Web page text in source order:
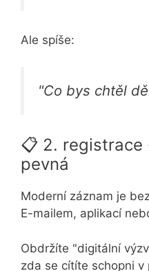
Ale spíše:
"Co bys chtěl
📋 2. registrace
pevná
Moderní záznam je
E-mailem, aplikací
Obdržíte "digitální
zda se cítíte schopni